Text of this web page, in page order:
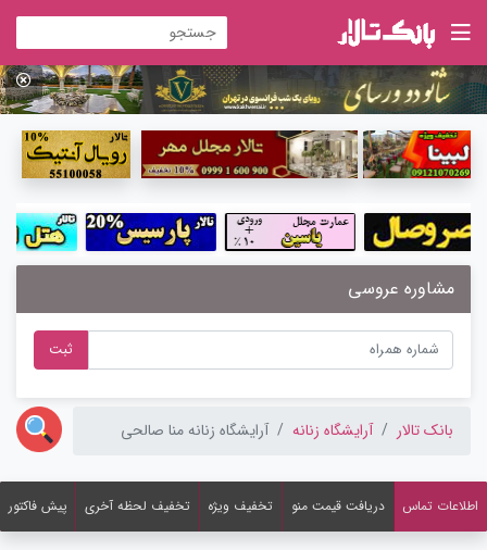
مشاوره عروسی
ثبت
بانک تالار آرایشگاه زنانه آرایشگاه زنانه منا صالحی
اطلاعات تماس دریافت قیمت منو تخفیف ویژه تخفیف لحظه آخری پیش فاکتور